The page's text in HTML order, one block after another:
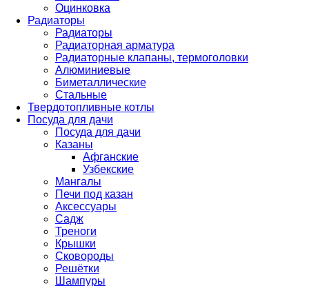
Оцинковка
Радиаторы
Радиаторы
Радиаторная арматура
Радиаторные клапаны, термоголовки
Алюминиевые
Биметаллические
Стальные
Твердотопливные котлы
Посуда для дачи
Посуда для дачи
Казаны
Афганские
Узбекские
Мангалы
Печи под казан
Аксессуары
Садж
Треноги
Крышки
Сковороды
Решётки
Шампуры